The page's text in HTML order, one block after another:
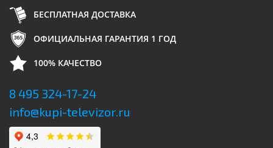
БЕСПЛАТНАЯ ДОСТАВКА
ОФИЦИАЛЬНАЯ ГАРАНТИЯ 1 ГОД
100% КАЧЕСТВО
8 495 324-17-24
info@kupi-televizor.ru